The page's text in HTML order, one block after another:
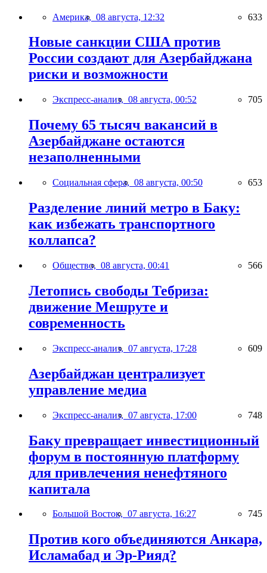
Америка, 08 августа, 12:32 633
Новые санкции США против
России создают для Азербайджана
риски и возможности
Экспресс-анализ, 08 августа, 00:52 705
Почему 65 тысяч вакансий в
Азербайджане остаются
незаполненными
Социальная сфера, 08 августа, 00:50 653
Разделение линий метро в Баку:
как избежать транспортного
коллапса?
Общество, 08 августа, 00:41 566
Летопись свободы Тебриза:
движение Мешруте и
современность
Экспресс-анализ, 07 августа, 17:28 609
Азербайджан централизует
управление медиа
Экспресс-анализ, 07 августа, 17:00 748
Баку превращает инвестиционный
форум в постоянную платформу
для привлечения ненефтяного
капитала
Большой Восток, 07 августа, 16:27 745
Против кого объединяются Анкара,
Исламабад и Эр-Рияд?